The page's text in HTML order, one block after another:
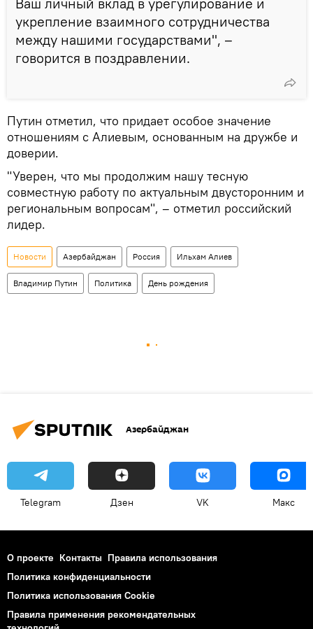
укрепление взаимного сотрудничества
между нашими государствами", –
говорится в поздравлении.
Путин отметил, что придает особое значение
отношениям с Алиевым, основанным на дружбе и
доверии.
"Уверен, что мы продолжим нашу тесную
совместную работу по актуальным двусторонним и
региональным вопросам", – отметил российский
лидер.
Новости Азербайджан Россия Ильхам Алиев
Владимир Путин Политика День рождения
Азербайджан
Telegram Дзен VK Макс
О проекте Контакты Правила использования
Политика конфиденциальности
Политика использования Cookie
Правила применения рекомендательных